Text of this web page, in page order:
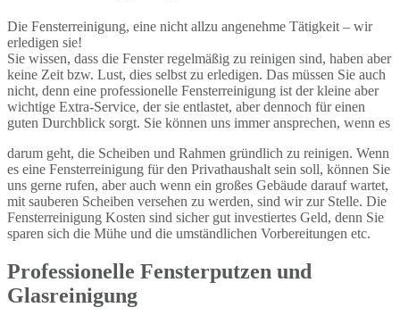
Die Fensterreinigung, eine nicht allzu angenehme Tätigkeit – wir
erledigen sie!
Sie wissen, dass die Fenster regelmäßig zu reinigen sind, haben aber
keine Zeit bzw. Lust, dies selbst zu erledigen. Das müssen Sie auch
nicht, denn eine professionelle Fensterreinigung ist der kleine aber
wichtige Extra-Service, der sie entlastet, aber dennoch für einen
guten Durchblick sorgt. Sie können uns immer ansprechen, wenn es
darum geht, die Scheiben und Rahmen gründlich zu reinigen. Wenn
es eine Fensterreinigung für den Privathaushalt sein soll, können Sie
uns gerne rufen, aber auch wenn ein großes Gebäude darauf wartet,
mit sauberen Scheiben versehen zu werden, sind wir zur Stelle. Die
Fensterreinigung Kosten sind sicher gut investiertes Geld, denn Sie
sparen sich die Mühe und die umständlichen Vorbereitungen etc.
Professionelle Fensterputzen und
Glasreinigung